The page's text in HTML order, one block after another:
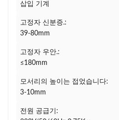
삽입 기계
고정자 신분증.:
39-80mm
고정자 우안.:
≤180mm
모서리의 높이는 접었습니다:
3-10mm
전원 공급기: